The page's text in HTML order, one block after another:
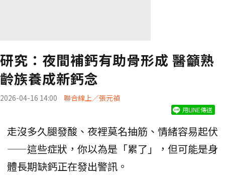
研究：夜間補鈣有助骨形成 醫籲熟
齡族養成新鈣念
2026-04-16 14:00 聯合線上／張元禎
用LINE傳送
走沒多久腿發酸、夜裡莫名抽筋、情緒容易起伏
——這些症狀，你以為是「累了」，但可能是身
體長期缺鈣正在發出警訊。